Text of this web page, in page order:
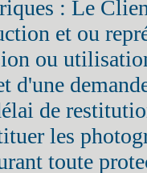
: Le
et ou
ou
d'une
de
les
toute